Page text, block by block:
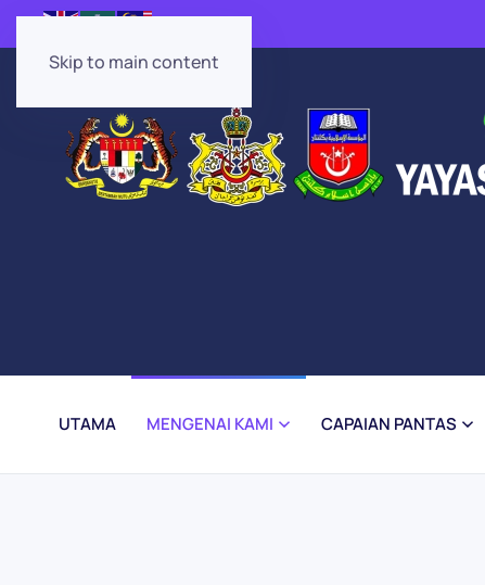
Skip to main content
UTAMA MENGENAI KAMI CAPAIAN PANTAS